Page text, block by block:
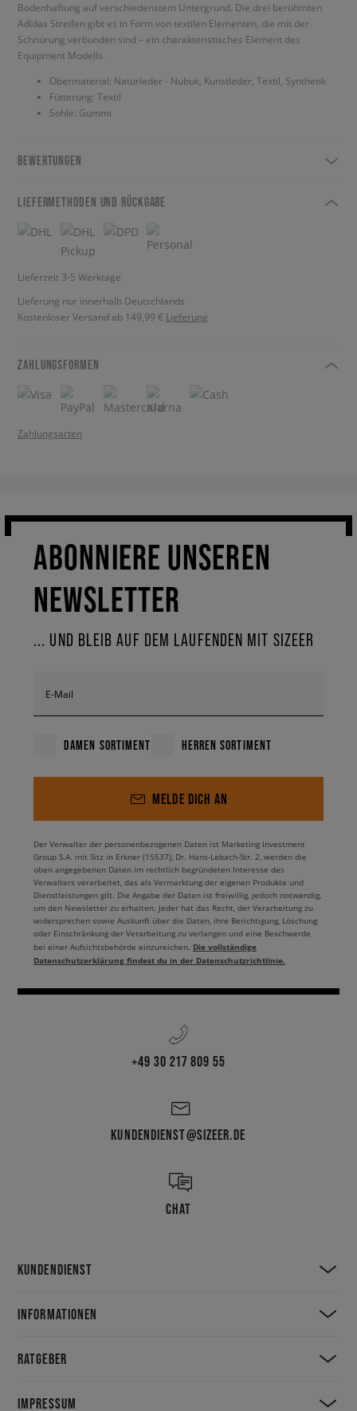
Bodenhaftung auf verschiedenstem Untergrund. Die drei berühmten
Adidas Streifen gibt es in Form von textilen Elementen, die mit der
Schnürung verbunden sind – ein charakteristisches Element des
Equipment Modells.
Obermaterial: Naturleder - Nubuk, Kunstleder, Textil, Synthetik
Fütterung: Textil
Sohle: Gummi
BEWERTUNGEN
LIEFERMETHODEN UND RÜCKGABE
Lieferzeit 3-5 Werktage
Lieferung nur innerhalb Deutschlands
Kostenloser Versand ab 149,99 € Lieferung
ZAHLUNGSFORMEN
Zahlungsarten
ABONNIERE UNSEREN
NEWSLETTER
... UND BLEIB AUF DEM LAUFENDEN MIT SIZEER
E-Mail
DAMEN SORTIMENT HERREN SORTIMENT
MELDE DICH AN
Der Verwalter der personenbezogenen Daten ist Marketing Investment
Group S.A. mit Sitz in Erkner (15537), Dr. Hans-Lebach-Str. 2, werden die
oben angegebenen Daten im rechtlich begründeten Interesse des
Verwalters verarbeitet, das als Vermarktung der eigenen Produkte und
Dienstleistungen gilt. Die Angabe der Daten ist freiwillig, jedoch notwendig,
um den Newsletter zu erhalten. Jeder hat das Recht, der Verarbeitung zu
widersprechen sowie Auskunft über die Daten, ihre Berichtigung, Löschung
oder Einschränkung der Verarbeitung zu verlangen und eine Beschwerde
bei einer Aufsichtsbehörde einzureichen. Die vollständige
Datenschutzerklärung findest du in der Datenschutzrichtlinie.
+49 30 217 809 55
KUNDENDIENST@SIZEER.DE
CHAT
KUNDENDIENST
INFORMATIONEN
RATGEBER
IMPRESSUM